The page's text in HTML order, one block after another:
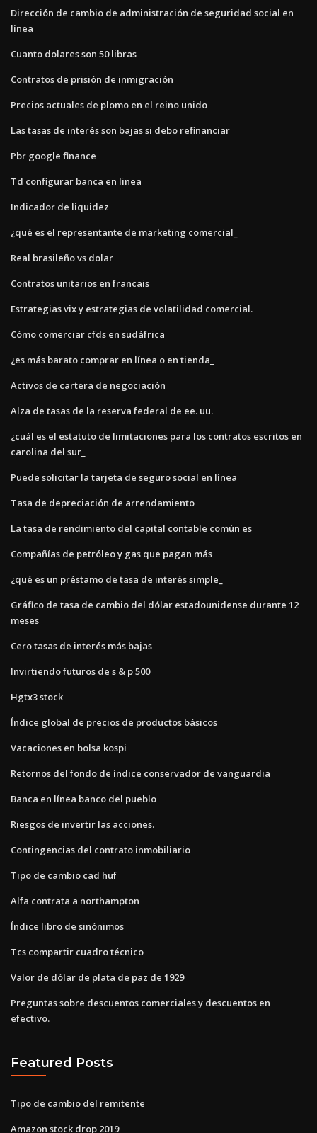
Dirección de cambio de administración de seguridad social en
línea
Cuanto dolares son 50 libras
Contratos de prisión de inmigración
Precios actuales de plomo en el reino unido
Las tasas de interés son bajas si debo refinanciar
Pbr google finance
Td configurar banca en linea
Indicador de liquidez
¿qué es el representante de marketing comercial_
Real brasileño vs dolar
Contratos unitarios en francais
Estrategias vix y estrategias de volatilidad comercial.
Cómo comerciar cfds en sudáfrica
¿es más barato comprar en línea o en tienda_
Activos de cartera de negociación
Alza de tasas de la reserva federal de ee. uu.
¿cuál es el estatuto de limitaciones para los contratos escritos en
carolina del sur_
Puede solicitar la tarjeta de seguro social en línea
Tasa de depreciación de arrendamiento
La tasa de rendimiento del capital contable común es
Compañías de petróleo y gas que pagan más
¿qué es un préstamo de tasa de interés simple_
Gráfico de tasa de cambio del dólar estadounidense durante 12
meses
Cero tasas de interés más bajas
Invirtiendo futuros de s & p 500
Hgtx3 stock
Índice global de precios de productos básicos
Vacaciones en bolsa kospi
Retornos del fondo de índice conservador de vanguardia
Banca en línea banco del pueblo
Riesgos de invertir las acciones.
Contingencias del contrato inmobiliario
Tipo de cambio cad huf
Alfa contrata a northampton
Índice libro de sinónimos
Tcs compartir cuadro técnico
Valor de dólar de plata de paz de 1929
Preguntas sobre descuentos comerciales y descuentos en
efectivo.
Featured Posts
Tipo de cambio del remitente
Amazon stock drop 2019